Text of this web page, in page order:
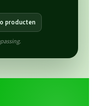
producten